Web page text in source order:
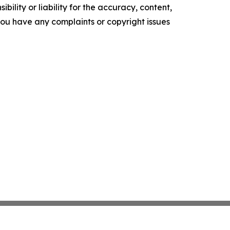
or liability for the accuracy, content,
have any complaints or copyright issues